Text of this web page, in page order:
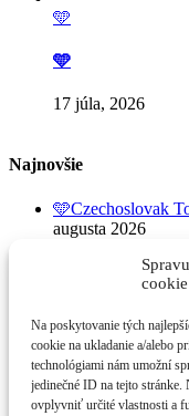
cookie
Na poskytovanie tých
cookie na ukladanie a/alebo
technológiami nám umožní
jedinečné ID na tejto stránke.
ovplyvniť určité vlastnosti a
🩵
🩵
17 júla, 2026
Najnovšie
🩵Czechoslovak
augusta 2026
🩵🩵 BYŤ
dobrovoľník má
DAROVAL. 2.
Kategórie